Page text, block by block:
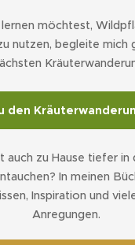
möchtest,
nutzen, begleite mich
den
auch zu Hause tiefer in
In meinen
Inspiration und
Anregungen.